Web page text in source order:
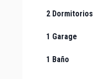
2 Dormitorios
1 Garage
1 Baño